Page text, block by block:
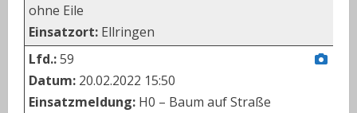
ohne Eile
Einsatzort: Ellringen
Lfd.:59
Datum: 20.02.2022 15:50
Einsatzmeldung: H0 – Baum auf Straße